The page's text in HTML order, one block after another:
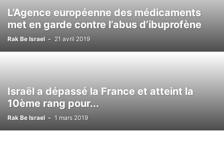
NUTRITIONISME PSYCHOLOGIE RÉALISATIONS MÉDICALES
SCIENCE ET TECHNOLOGIE SECOURISME SPORT TOURISME
TSAHAL VALEURS DE L'ETAT JUIF
L’Agence européenne des médicaments
met en garde contre l’abus d’ibuprofène
Rak Be Israel - 21 avril 2019
Israël a dépassé la France et atteint la
10ème rang pour...
Rak Be Israel - 1 mars 2019